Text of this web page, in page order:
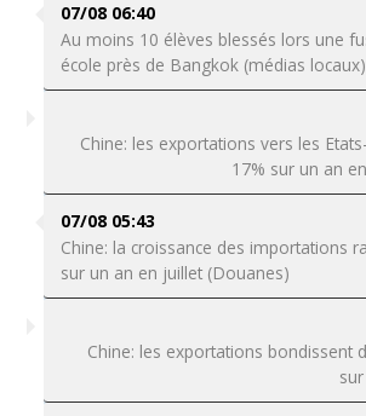
07/08 06:40
Au moins 10 élèves blessés lors une
école près de Bangkok (médias locaux)
Chine: les exportations vers les
17% sur un an
07/08 05:43
Chine: la croissance des importations
sur un an en juillet (Douanes)
Chine: les exportations bondissent